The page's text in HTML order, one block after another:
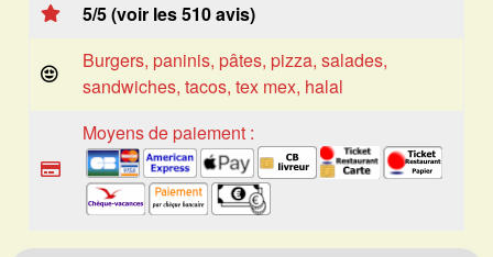
5/5 (voir les 510 avis)
Burgers, paninis, pâtes, pizza, salades,
sandwiches, tacos, tex mex, halal
Moyens de paiement :